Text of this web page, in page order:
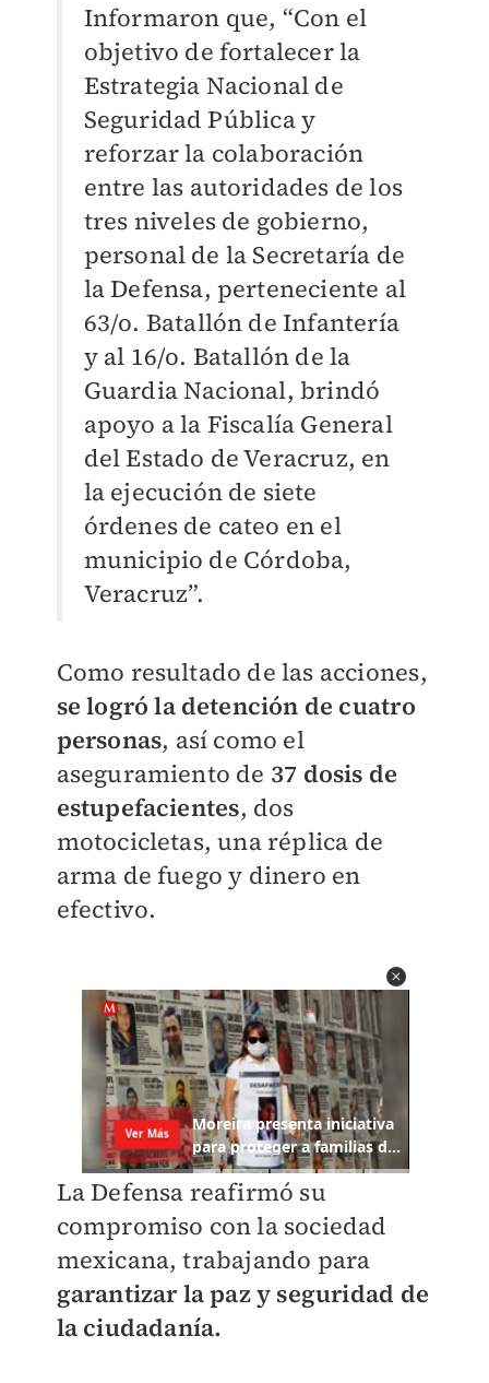
Informaron que, “Con el
objetivo de fortalecer la
Estrategia Nacional de
Seguridad Pública y
reforzar la colaboración
entre las autoridades de los
tres niveles de gobierno,
personal de la Secretaría de
la Defensa, perteneciente al
63/o. Batallón de Infantería
y al 16/o. Batallón de la
Guardia Nacional, brindó
apoyo a la Fiscalía General
del Estado de Veracruz, en
la ejecución de siete
órdenes de cateo en el
municipio de Córdoba,
Veracruz”.
Como resultado de las acciones,
se logró la detención de cuatro
personas, así como el
aseguramiento de 37 dosis de
estupefacientes, dos
motocicletas, una réplica de
arma de fuego y dinero en
efectivo.
La Defensa reafirmó su
compromiso con la sociedad
mexicana, trabajando para
garantizar la paz y seguridad de
la ciudadanía.